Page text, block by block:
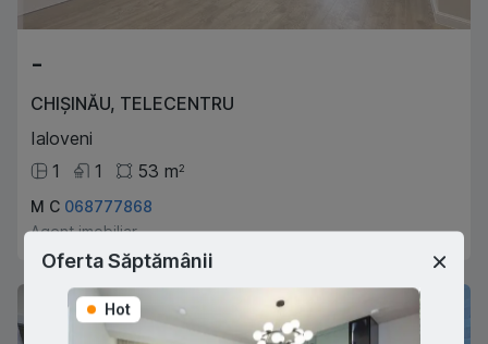
-
CHIȘINĂU, TELECENTRU
Ialoveni
1
1 53 m2
M C 068777868
Agent imobiliar
Oferta Săptămânii
Hot